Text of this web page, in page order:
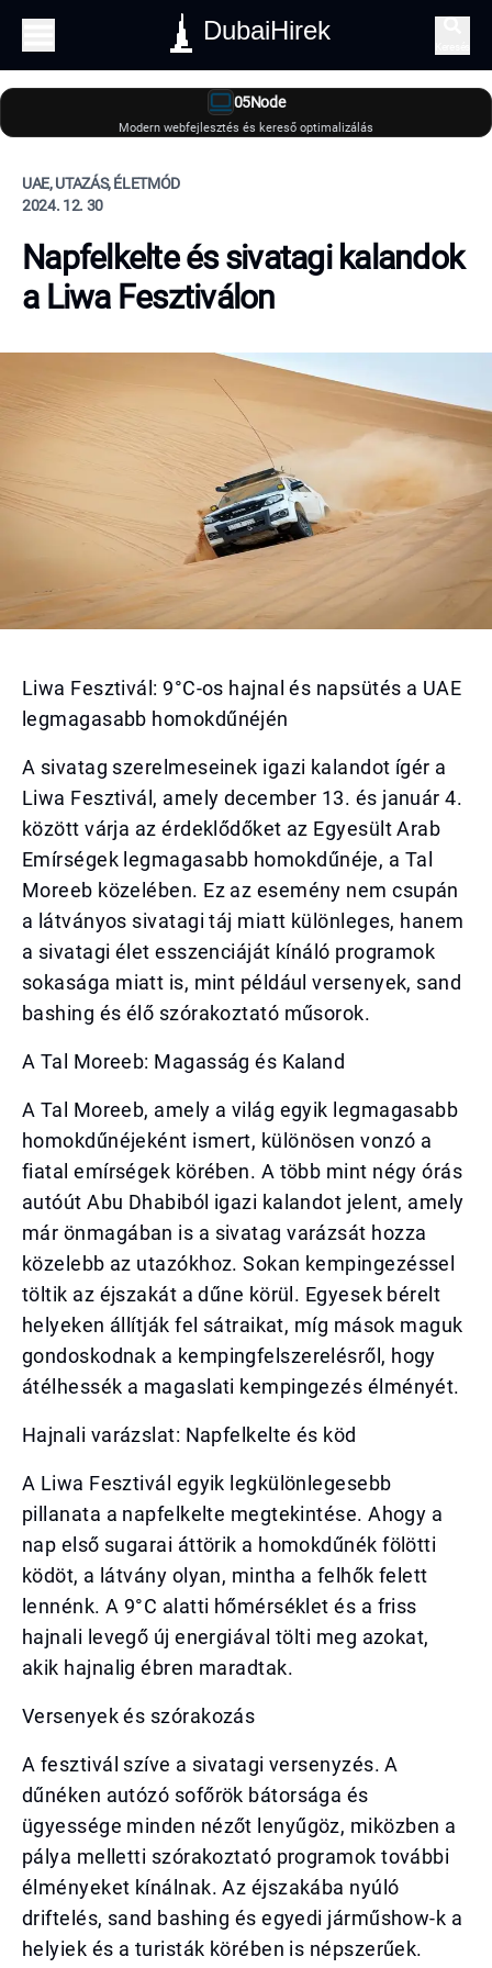
DubaiHirek
05Node
Modern webfejlesztés és kereső optimalizálás
UAE, UTAZÁS, ÉLETMÓD
2024. 12. 30
Napfelkelte és sivatagi kalandok
a Liwa Fesztiválon
Liwa Fesztivál: 9°C-os hajnal és napsütés a UAE
legmagasabb homokdűnéjén
A sivatag szerelmeseinek igazi kalandot ígér a
Liwa Fesztivál, amely december 13. és január 4.
között várja az érdeklődőket az Egyesült Arab
Emírségek legmagasabb homokdűnéje, a Tal
Moreeb közelében. Ez az esemény nem csupán
a látványos sivatagi táj miatt különleges, hanem
a sivatagi élet esszenciáját kínáló programok
sokasága miatt is, mint például versenyek, sand
bashing és élő szórakoztató műsorok.
A Tal Moreeb: Magasság és Kaland
A Tal Moreeb, amely a világ egyik legmagasabb
homokdűnéjeként ismert, különösen vonzó a
fiatal emírségek körében. A több mint négy órás
autóút Abu Dhabiból igazi kalandot jelent, amely
már önmagában is a sivatag varázsát hozza
közelebb az utazókhoz. Sokan kempingezéssel
töltik az éjszakát a dűne körül. Egyesek bérelt
helyeken állítják fel sátraikat, míg mások maguk
gondoskodnak a kempingfelszerelésről, hogy
átélhessék a magaslati kempingezés élményét.
Hajnali varázslat: Napfelkelte és köd
A Liwa Fesztivál egyik legkülönlegesebb
pillanata a napfelkelte megtekintése. Ahogy a
nap első sugarai áttörik a homokdűnék fölötti
ködöt, a látvány olyan, mintha a felhők felett
lennénk. A 9°C alatti hőmérséklet és a friss
hajnali levegő új energiával tölti meg azokat,
akik hajnalig ébren maradtak.
Versenyek és szórakozás
A fesztivál szíve a sivatagi versenyzés. A
dűnéken autózó sofőrök bátorsága és
ügyessége minden nézőt lenyűgöz, miközben a
pálya melletti szórakoztató programok további
élményeket kínálnak. Az éjszakába nyúló
driftelés, sand bashing és egyedi járműshow-k a
helyiek és a turisták körében is népszerűek.